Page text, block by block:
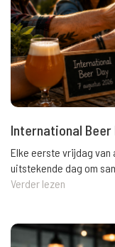
International Beer
Elke eerste vrijdag van
uitstekende dag om
Verder lezen